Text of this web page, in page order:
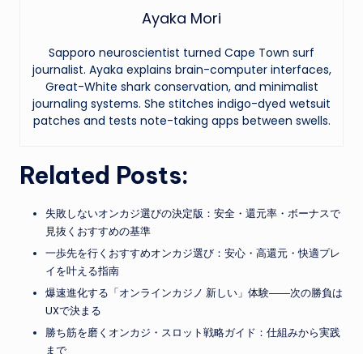
Ayaka Mori
Sapporo neuroscientist turned Cape Town surf
journalist. Ayaka explains brain-computer interfaces,
Great-White shark conservation, and minimalist
journaling systems. She stitches indigo-dyed wetsuit
patches and tests note-taking apps between swells.
Related Posts:
失敗しないオンカジ選びの決定版：安全・還元率・ボーナスで
見抜くおすすめの基準
一歩先を行くおすすめオンカジ選び：安心・高還元・快適プレ
イを叶える指南
爆速進化する「オンラインカジノ 新しい」体験――次の勝負は
UXで決まる
勝ち筋を磨くオンカジ・スロット戦略ガイド：仕組みから実践
まで